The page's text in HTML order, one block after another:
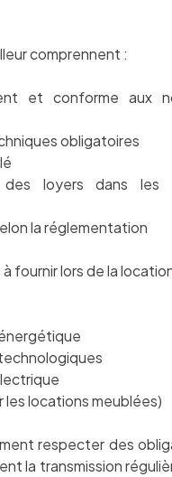
comprennent :
et conforme aux
obligatoires
des loyers dans les
la réglementation
à fournir lors de la
locations meublées)
respecter des
la transmission